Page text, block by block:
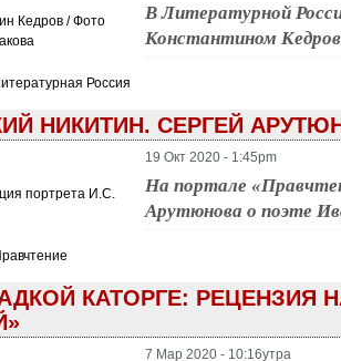
В Литературной
Константином
Россия
НИКИТИН. СЕРГЕЙ
19 Окт 2020 - 1:45pm
На портале
Арутюнова о поэте
КАТОРГЕ: РЕЦЕНЗИЯ
7 Мар 2020 - 10:16утра